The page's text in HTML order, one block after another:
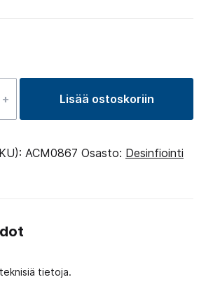
+ Lisää ostoskoriin
ACM0867 Osasto: Desinfiointi
tietoja.